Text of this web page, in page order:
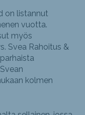
on listannut
vuotta.
myös
Svea Rahoitus &
kolmen